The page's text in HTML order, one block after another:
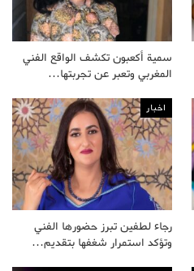
سمية أكعبون تكشف الواقع الفني
المغربي وتعبر عن تجربتها…
اخبار
رجاء لطفين تبرز حضورها الفني
وتؤكد استمرار شغفها بتقديم…